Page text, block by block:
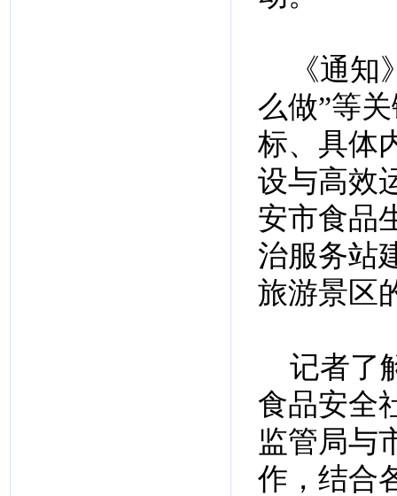
《通知
么做”等
标、具体
设与高效
安市食品
治服务站
旅游景区
记者了
食品安全
监管局与
作，结合